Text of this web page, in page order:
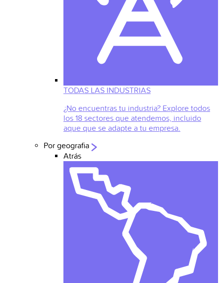
TODAS LAS INDUSTRIAS
¿No encuentras tu industria? Explore todos
los 18 sectores que atendemos, incluido
aque que se adapte a tu empresa.
Por geografia
Atrás